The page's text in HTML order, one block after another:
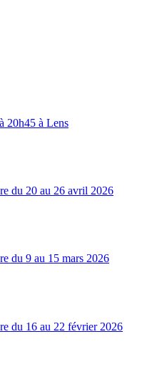
20h45 à Lens
du 20 au 26 avril 2026
du 9 au 15 mars 2026
du 16 au 22 février 2026